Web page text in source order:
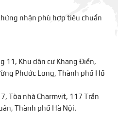
nhận phù hợp tiêu chuẩn
11, Khu dân cư Khang Điền,
Phước Long, Thành phố Hồ
Tòa nhà Charmvit, 117 Trần
Thành phố Hà Nội.